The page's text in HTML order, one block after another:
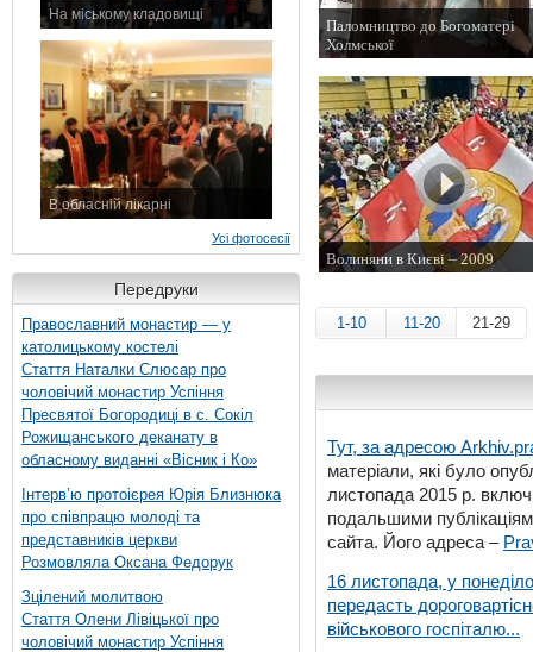
На міському кладовищі
В обласній лікарні
Усі фотосесії
Передруки
Православний монастир — у
католицькому костелі
Стаття Наталки Слюсар про
чоловічий монастир Успіння
Пресвятої Богородиці в с. Сокіл
Рожищанського деканату в
обласному виданні «Вісник і Ко»
Інтерв’ю протоієрея Юрія Близнюка
про співпрацю молоді та
представників церкви
Розмовляла Оксана Федорук
Зцілений молитвою
Стаття Олени Лівіцької про
чоловічий монастир Успіння
Паломництво до Богоматері
Холмської
Волиняни в Києві – 2009
1-10 11-20 21-29
Тут, за адресою
матеріали, які було
листопада 2015 р.
подальшими
сайта. Його адреса –
16 листопада, у
передасть
військового госпіталю...